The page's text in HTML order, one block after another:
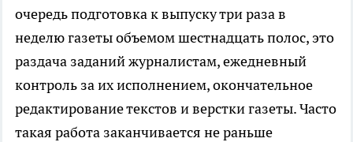
очередь подготовка к выпуску три раза в
неделю газеты объемом шестнадцать полос, это
раздача заданий журналистам, ежедневный
контроль за их исполнением, окончательное
редактирование текстов и верстки газеты. Часто
такая работа заканчивается не раньше